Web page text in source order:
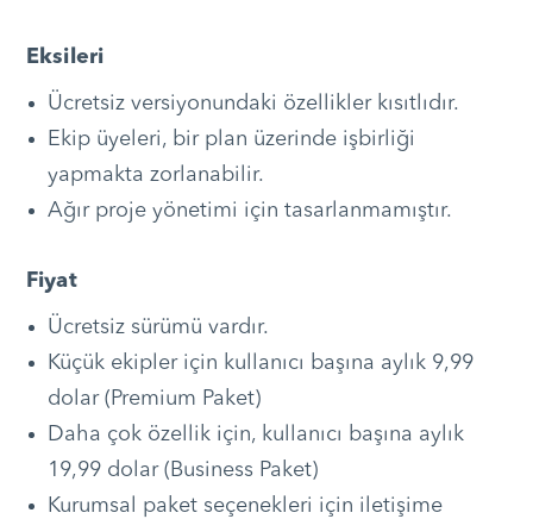
Eksileri
Ücretsiz versiyonundaki özellikler kısıtlıdır.
Ekip üyeleri, bir plan üzerinde işbirliği
yapmakta zorlanabilir.
Ağır proje yönetimi için tasarlanmamıştır.
Fiyat
Ücretsiz sürümü vardır.
Küçük ekipler için kullanıcı başına aylık 9,99
dolar (Premium Paket)
Daha çok özellik için, kullanıcı başına aylık
19,99 dolar (Business Paket)
Kurumsal paket seçenekleri için iletişime